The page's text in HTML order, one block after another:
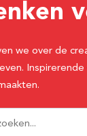
we over de